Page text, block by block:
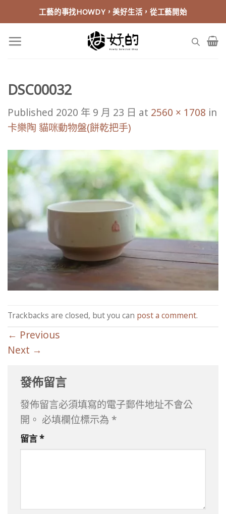
to
content
工藝的事找HOWDY，美好生活，從工藝開始
DSC00032
Published 2020 年 9 月 23 日 at 2560 × 1708 in
卡樂陶 貓咪動物盤(餅乾把手)
Trackbacks are closed, but you can post a comment.
← Previous
Next →
發佈留言
發佈留言必須填寫的電子郵件地址不會公
開。 必填欄位標示為 *
留言*